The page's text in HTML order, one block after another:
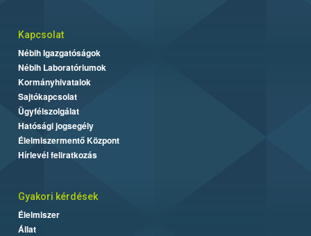
Kapcsolat
Nébih Igazgatóságok
Nébih Laboratóriumok
Kormányhivatalok
Sajtókapcsolat
Ügyfélszolgálat
Hatósági jogsegély
Élelmiszermentő Központ
Hírlevél feliratkozás
Gyakori kérdések
Élelmiszer
Állat